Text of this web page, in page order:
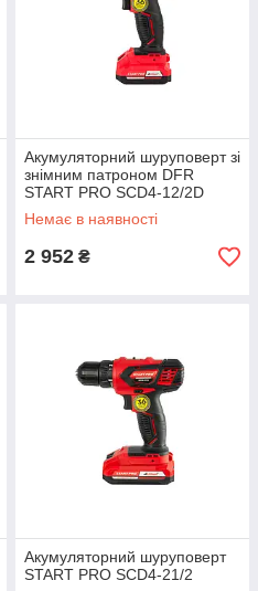
Акумуляторний шуруповерт зі
знімним патроном DFR
START PRO SCD4-12/2D
Немає в наявності
2 952 ₴
Акумуляторний шуруповерт
START PRO SCD4-21/2